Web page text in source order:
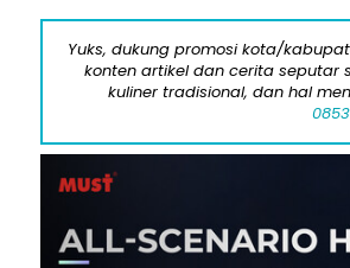
Yuks, dukung promosi kota/
konten artikel dan cerita seputar
kuliner tradisional, dan hal